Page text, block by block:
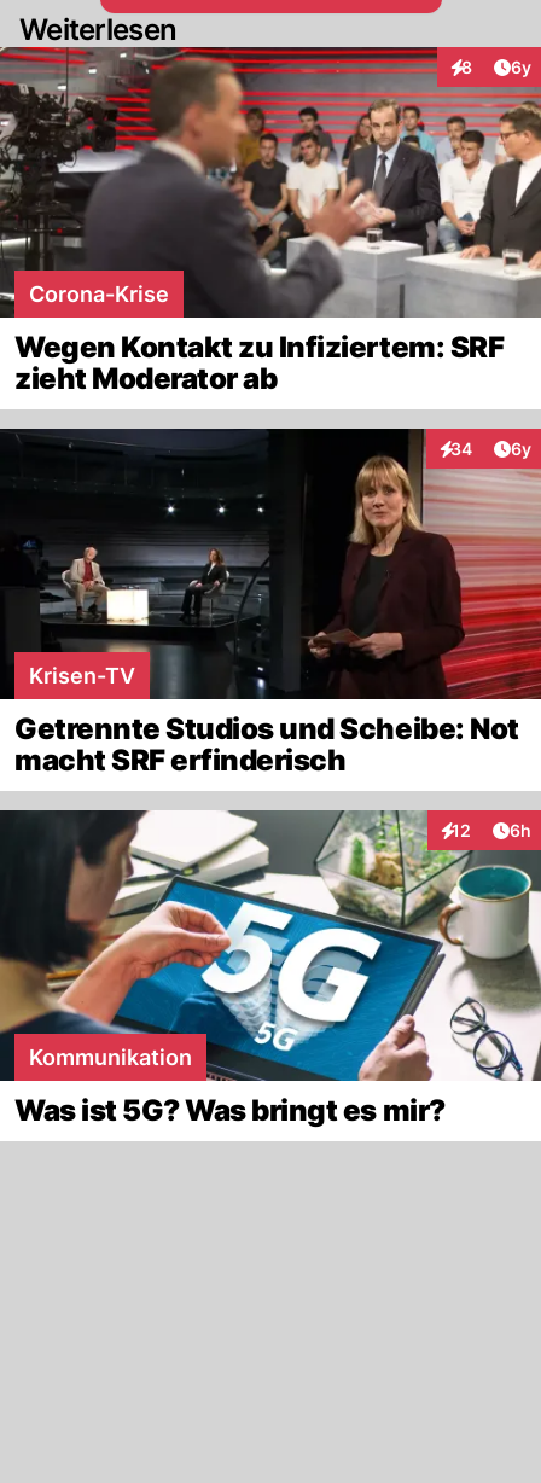
Weiterlesen
8 6y
Corona-Krise
Wegen Kontakt zu Infiziertem: SRF
zieht Moderator ab
34
Interaktionen
6y
Krisen-TV
Getrennte Studios und Scheibe: Not
macht SRF erfinderisch
12
Interaktionen
6h
Kommunikation
Was ist 5G? Was bringt es mir?